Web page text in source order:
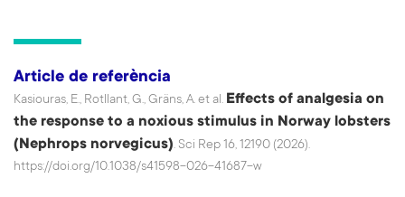
Article de referència
Kasiouras, E., Rotllant, G., Gräns, A. et al. Effects of analgesia on
the response to a noxious stimulus in Norway lobsters
(Nephrops norvegicus). Sci Rep 16, 12190 (2026).
https://doi.org/10.1038/s41598-026-41687-w